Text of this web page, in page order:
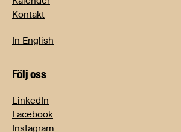
Kontakt
In English
Följ oss
LinkedIn
Facebook
Instagram